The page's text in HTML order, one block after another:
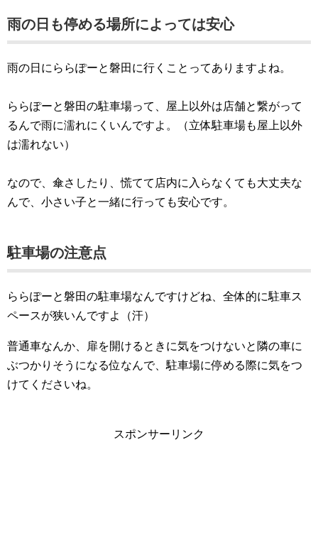
雨の日も停める場所によっては安心
雨の日にららぽーと磐田に行くことってありますよね。
ららぽーと磐田の駐車場って、屋上以外は店舗と繋がって
るんで雨に濡れにくいんですよ。（立体駐車場も屋上以外
は濡れない）
なので、傘さしたり、慌てて店内に入らなくても大丈夫な
んで、小さい子と一緒に行っても安心です。
駐車場の注意点
ららぽーと磐田の駐車場なんですけどね、全体的に駐車ス
ペースが狭いんですよ（汗）
普通車なんか、扉を開けるときに気をつけないと隣の車に
ぶつかりそうになる位なんで、駐車場に停める際に気をつ
けてくださいね。
スポンサーリンク